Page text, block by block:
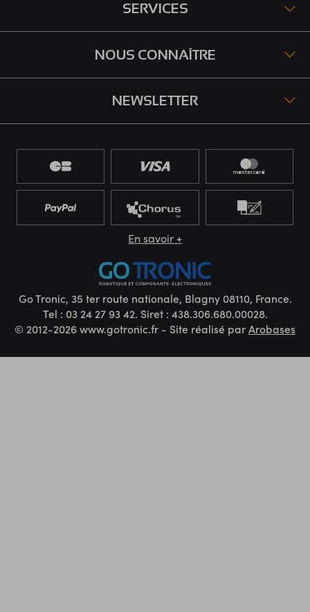
SERVICES
NOUS CONNAÎTRE
NEWSLETTER
En savoir +
Go Tronic, 35 ter route nationale, Blagny 08110, France.
Tel : 03 24 27 93 42. Siret : 438.306.680.00028.
© 2012-2026 www.gotronic.fr - Site réalisé parArobases